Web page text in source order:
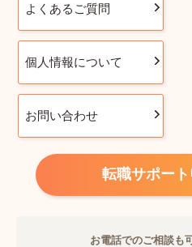
よくあるご質問
個人情報について
お問い合わせ
転職サポー
お電話でのご相談も